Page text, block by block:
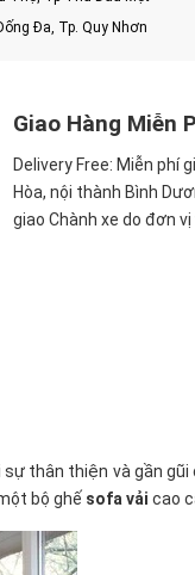
Đa, Tp. Quy Nhơn
Giao Hàng Miễn
Delivery Free: Miễn phí
Hòa, nội thành Bình
giao Chành xe do đơn
thân thiện và gần gũi
bộ ghế sofa vải cao